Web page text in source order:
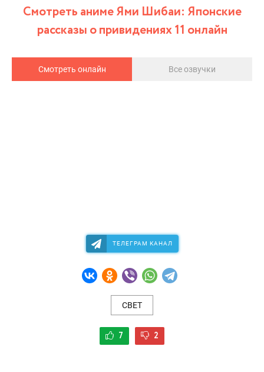
Смотреть аниме Ями Шибаи: Японские
рассказы о привидениях 11 онлайн
Смотреть онлайн Все озвучки
ТЕЛЕГРАМ КАНАЛ
СВЕТ
7 2